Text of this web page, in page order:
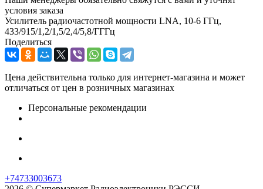
условия заказа
Усилитель радиочастотной мощности LNA, 10-6 ГГц,
433/915/1,2/1,5/2,4/5,8/ГГГц
Поделиться
Цена действительна только для интернет-магазина и может
отличаться от цен в розничных магазинах
Персональные рекомендации
+74733003673